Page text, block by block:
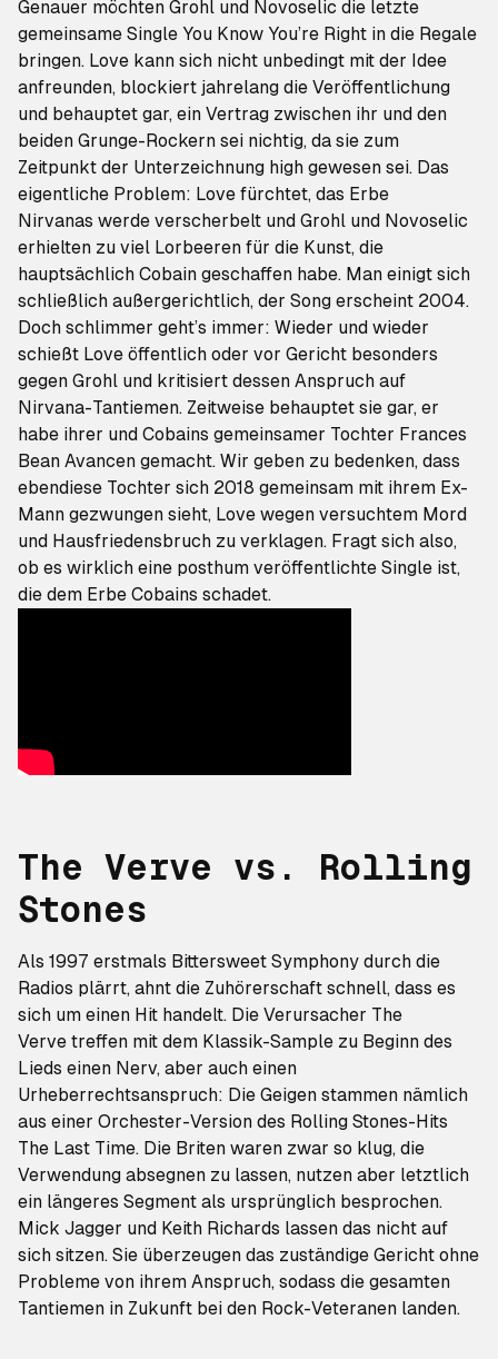
Genauer möchten Grohl und Novoselic die letzte
gemeinsame Single You Know You’re Right in die Regale
bringen. Love kann sich nicht unbedingt mit der Idee
anfreunden, blockiert jahrelang die Veröffentlichung
und behauptet gar, ein Vertrag zwischen ihr und den
beiden Grunge-Rockern sei nichtig, da sie zum
Zeitpunkt der Unterzeichnung high gewesen sei. Das
eigentliche Problem: Love fürchtet, das Erbe
Nirvanas werde verscherbelt und Grohl und Novoselic
erhielten zu viel Lorbeeren für die Kunst, die
hauptsächlich Cobain geschaffen habe. Man einigt sich
schließlich außergerichtlich, der Song erscheint 2004.
Doch schlimmer geht’s immer: Wieder und wieder
schießt Love öffentlich oder vor Gericht besonders
gegen Grohl und kritisiert dessen Anspruch auf
Nirvana-Tantiemen. Zeitweise behauptet sie gar, er
habe ihrer und Cobains gemeinsamer Tochter Frances
Bean Avancen gemacht. Wir geben zu bedenken, dass
ebendiese Tochter sich 2018 gemeinsam mit ihrem Ex-
Mann gezwungen sieht, Love wegen versuchtem Mord
und Hausfriedensbruch zu verklagen. Fragt sich also,
ob es wirklich eine posthum veröffentlichte Single ist,
die dem Erbe Cobains schadet.
The Verve vs. Rolling
Stones
Als 1997 erstmals Bittersweet Symphony durch die
Radios plärrt, ahnt die Zuhörerschaft schnell, dass es
sich um einen Hit handelt. Die Verursacher The
Verve treffen mit dem Klassik-Sample zu Beginn des
Lieds einen Nerv, aber auch einen
Urheberrechtsanspruch: Die Geigen stammen nämlich
aus einer Orchester-Version des Rolling Stones-Hits
The Last Time. Die Briten waren zwar so klug, die
Verwendung absegnen zu lassen, nutzen aber letztlich
ein längeres Segment als ursprünglich besprochen.
Mick Jagger und Keith Richards lassen das nicht auf
sich sitzen. Sie überzeugen das zuständige Gericht ohne
Probleme von ihrem Anspruch, sodass die gesamten
Tantiemen in Zukunft bei den Rock-Veteranen landen.